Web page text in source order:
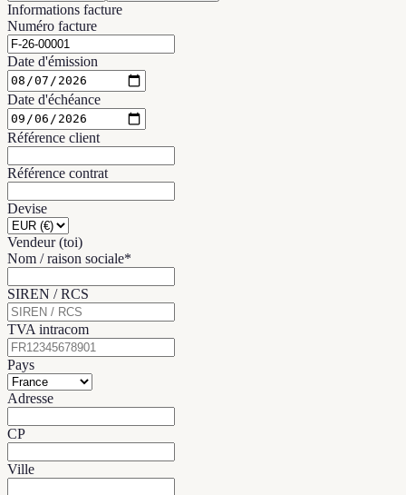
Informations facture
Numéro facture
Date d'émission
Date d'échéance
Référence client
Référence contrat
Devise
Vendeur (toi)
Nom / raison sociale*
SIREN / RCS
TVA intracom
Pays
Adresse
CP
Ville